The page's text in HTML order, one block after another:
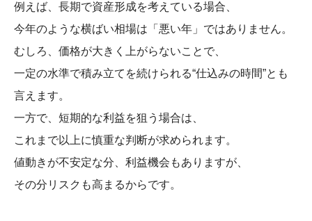
例えば、長期で資産形成を考えている場合、
今年のような横ばい相場は「悪い年」ではありません。
むしろ、価格が大きく上がらないことで、
一定の水準で積み立てを続けられる“仕込みの時間”とも
言えます。
一方で、短期的な利益を狙う場合は、
これまで以上に慎重な判断が求められます。
値動きが不安定な分、利益機会もありますが、
その分リスクも高まるからです。